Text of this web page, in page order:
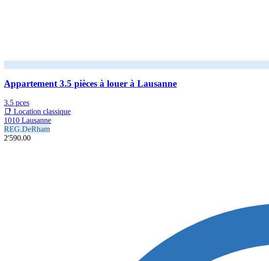
Appartement 3.5 pièces à louer à Lausanne
3.5 pces
📑 Location classique
1010 Lausanne
REG.DeRham
2'590.00